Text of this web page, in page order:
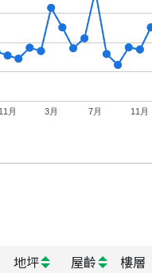
11月 3月 7月 11月
地坪 屋齡 樓層